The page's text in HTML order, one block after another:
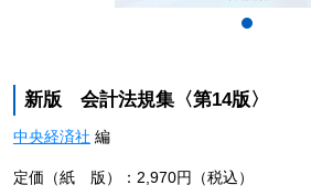
新版 会計法規集〈第14版〉
中央経済社 編
定価（紙 版）：2,970円（税込）